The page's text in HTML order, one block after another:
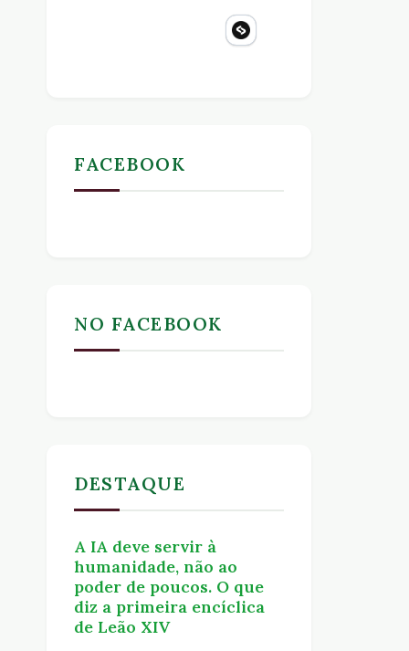
FACEBOOK
NO FACEBOOK
DESTAQUE
A IA deve servir à
humanidade, não ao
poder de poucos. O que
diz a primeira encíclica
de Leão XIV